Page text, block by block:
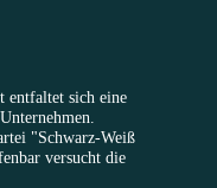
entfaltet sich eine
"Schwarz-Weiß
versucht die